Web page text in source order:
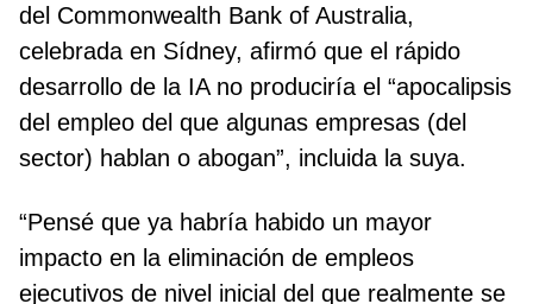
del Commonwealth Bank of Australia,
celebrada en Sídney, afirmó que el rápido
desarrollo de la IA no produciría el “apocalipsis
del empleo del que algunas empresas (del
sector) hablan o abogan”, incluida la suya.
“Pensé que ya habría habido un mayor
impacto en la eliminación de empleos
ejecutivos de nivel inicial del que realmente se